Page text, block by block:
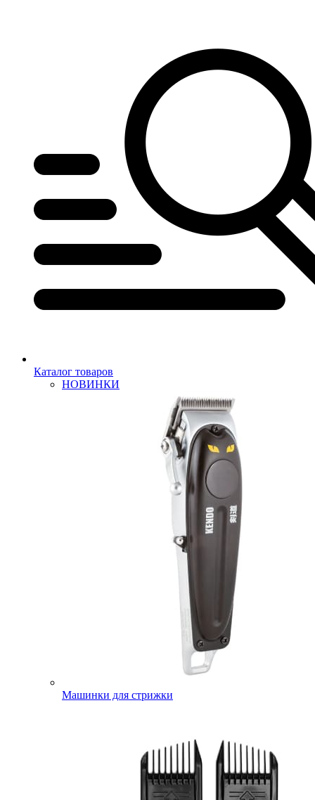
Каталог товаров
НОВИНКИ
Машинки для стрижки